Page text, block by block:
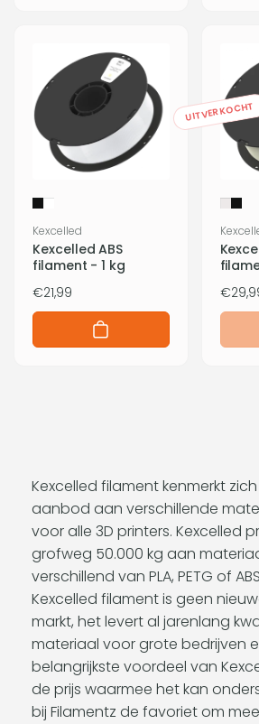
Verkoper:
Kexcelled
Kexcelled ABS
filament - 1 kg
Normale
prijs
€21,99
UITVERKOCHT
prijs
Kexcelled filament kenmerkt
aanbod aan verschillende
voor alle 3D printers. Kexcelled
grofweg 50.000 kg aan
verschillend van PLA, PETG of
Kexcelled filament is geen
markt, het levert al jarenlang
materiaal voor grote bedrijven
belangrijkste voordeel van
de prijs waarmee het kan
bij Filamentz de favoriet om